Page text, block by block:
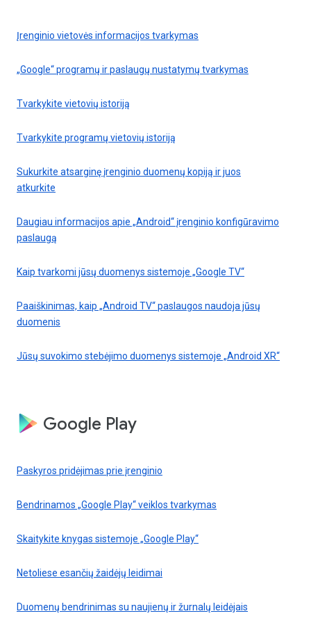
Įrenginio vietovės informacijos tvarkymas
„Google“ programų ir paslaugų nustatymų tvarkymas
Tvarkykite vietovių istoriją
Tvarkykite programų vietovių istoriją
Sukurkite atsarginę įrenginio duomenų kopiją ir juos
atkurkite
Daugiau informacijos apie „Android“ įrenginio konfigūravimo
paslaugą
Kaip tvarkomi jūsų duomenys sistemoje „Google TV“
Paaiškinimas, kaip „Android TV“ paslaugos naudoja jūsų
duomenis
Jūsų suvokimo stebėjimo duomenys sistemoje „Android XR“
Google Play
Paskyros pridėjimas prie įrenginio
Bendrinamos „Google Play“ veiklos tvarkymas
Skaitykite knygas sistemoje „Google Play“
Netoliese esančių žaidėjų leidimai
Duomenų bendrinimas su naujienų ir žurnalų leidėjais